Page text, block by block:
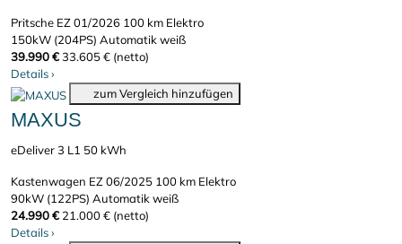
Pritsche EZ 01/2026 100 km Elektro
150kW (204PS) Automatikweiß
39.990 €33.605 € (netto)
Details›
zum Vergleich hinzufügen
MAXUS
eDeliver 3 L1 50 kWh
Kastenwagen EZ 06/2025 100 km Elektro
90kW (122PS) Automatikweiß
24.990 € 21.000 € (netto)
Details›